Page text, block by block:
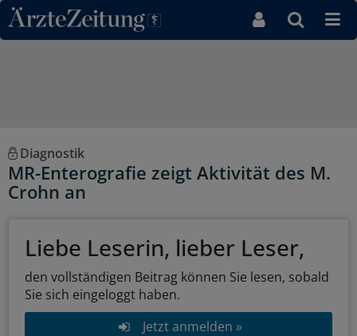
Direkt zum Inhaltsbereich
Diagnostik
MR-Enterografie zeigt Aktivität des M.
Crohn an
Liebe Leserin, lieber Leser,
den vollständigen Beitrag können Sie lesen, sobald
Sie sich eingeloggt haben.
Jetzt anmelden »